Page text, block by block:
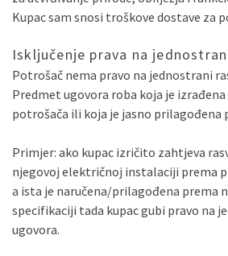
Kupac sam snosi troškove dostave za
Isključenje prava na
Potrošač nema pravo na jednostrani
Predmet ugovora roba koja je
potrošača ili koja je jasno prilagođena
Primjer: ako kupac izričito zahtjeva
njegovoj električnoj instalaciji prema
a ista je naručena/prilagođena prema
specifikaciji tada kupac gubi pravo na
ugovora.